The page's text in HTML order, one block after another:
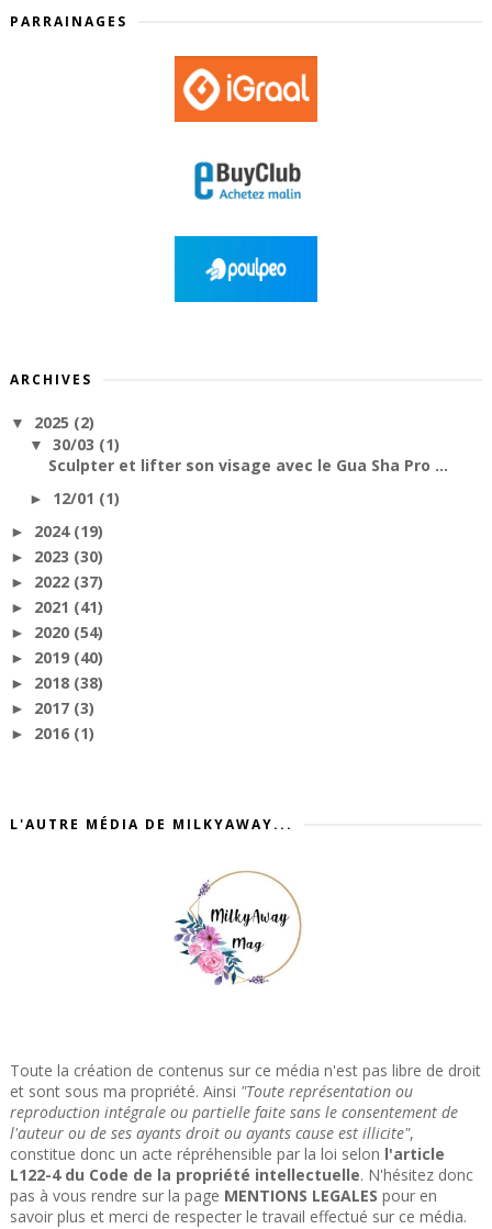
PARRAINAGES
ARCHIVES
▼ 2025 (2)
▼ 30/03 (1)
Sculpter et lifter son visage avec le Gua Sha Pro ...
► 12/01 (1)
► 2024 (19)
► 2023 (30)
► 2022 (37)
► 2021 (41)
► 2020 (54)
► 2019 (40)
► 2018 (38)
► 2017 (3)
► 2016 (1)
L'AUTRE MÉDIA DE MILKYAWAY...
Toute la création de contenus sur ce média n'est pas libre de droit
et sont sous ma propriété. Ainsi "Toute représentation ou
reproduction intégrale ou partielle faite sans le consentement de
l'auteur ou de ses ayants droit ou ayants cause est illicite",
constitue donc un acte répréhensible par la loi selon l'article
L122-4 du Code de la propriété intellectuelle. N'hésitez donc
pas à vous rendre sur la page MENTIONS LEGALES pour en
savoir plus et merci de respecter le travail effectué sur ce média.